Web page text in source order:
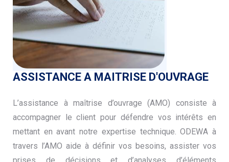
ASSISTANCE A MAITRISE D'OUVRAGE
L’assistance à maîtrise d’ouvrage (AMO) consiste à
accompagner le client pour défendre vos intérêts en
mettant en avant notre expertise technique. ODEWA à
travers l’AMO aide à définir vos besoins, assister vos